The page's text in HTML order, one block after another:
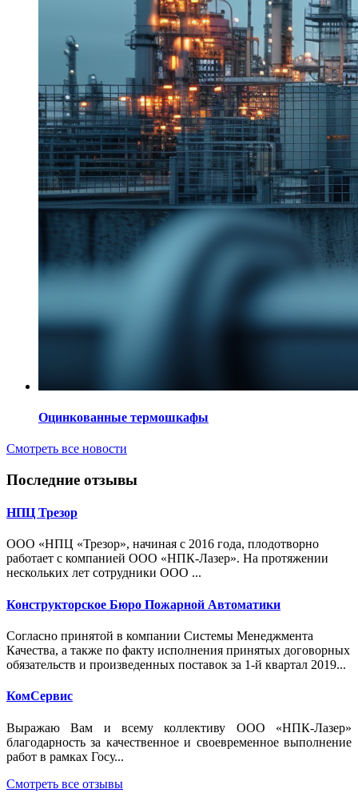
Оцинкованные термошкафы
Смотреть все новости
Последние отзывы
НПЦ Трезор
ООО «НПЦ «Трезор», начиная с 2016 года, плодотворно
работает с компанией ООО «НПК-Лазер». На протяжении
нескольких лет сотрудники ООО ...
Конструкторское Бюро Пожарной Автоматики
Согласно принятой в компании Системы Менеджмента
Качества, а также по факту исполнения принятых договорных
обязательств и произведенных поставок за 1-й квартал 2019...
КомСервис
Выражаю Вам и всему коллективу ООО «НПК-Лазер»
благодарность за качественное и своевременное выполнение
работ в рамках Госу...
Смотреть все отзывы